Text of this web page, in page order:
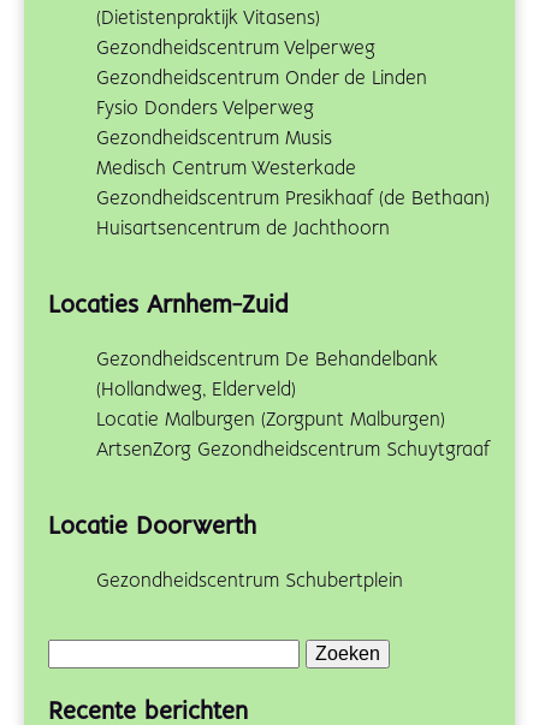
(Dietistenpraktijk Vitasens)
Gezondheidscentrum Velperweg
Gezondheidscentrum Onder de Linden
Fysio Donders Velperweg
Gezondheidscentrum Musis
Medisch Centrum Westerkade
Gezondheidscentrum Presikhaaf (de Bethaan)
Huisartsencentrum de Jachthoorn
Locaties Arnhem-Zuid
Gezondheidscentrum De Behandelbank
(Hollandweg, Elderveld)
Locatie Malburgen (Zorgpunt Malburgen)
ArtsenZorg Gezondheidscentrum Schuytgraaf
Locatie Doorwerth
Gezondheidscentrum Schubertplein
Recente berichten